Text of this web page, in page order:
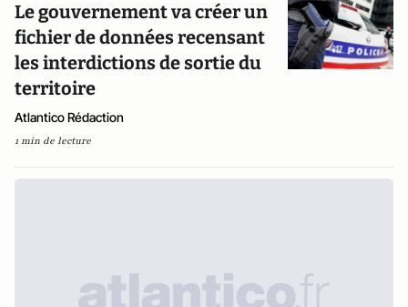
Le gouvernement va créer un
fichier de données recensant
les interdictions de sortie du
territoire
Atlantico Rédaction
1 min de lecture